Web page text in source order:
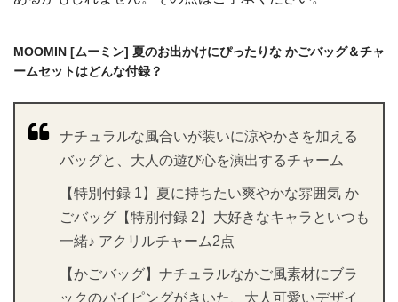
MOOMIN [ムーミン] 夏のお出かけにぴったりな かごバッグ＆チャ
ームセットはどんな付録？
ナチュラルな風合いが装いに涼やかさを加える
バッグと、大人の遊び心を演出するチャーム
【特別付録 1】夏に持ちたい爽やかな雰囲気 か
ごバッグ【特別付録 2】大好きなキャラといつも
一緒♪ アクリルチャーム2点
【かごバッグ】ナチュラルなかご風素材にブラ
ックのパイピングがきいた、大人可愛いデザイ